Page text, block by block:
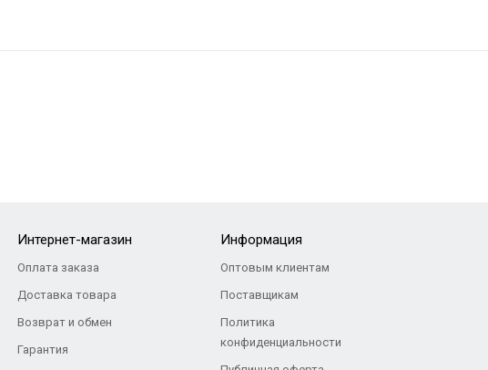
Интернет-магазин
Оплата заказа
Доставка товара
Возврат и обмен
Гарантия
Информация
Оптовым клиентам
Поставщикам
Политика
конфиденциальности